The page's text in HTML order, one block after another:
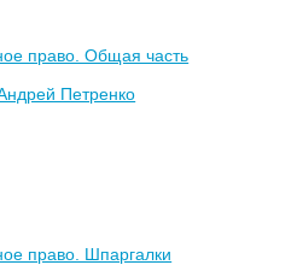
право. Общая часть
Петренко
право. Шпаргалки